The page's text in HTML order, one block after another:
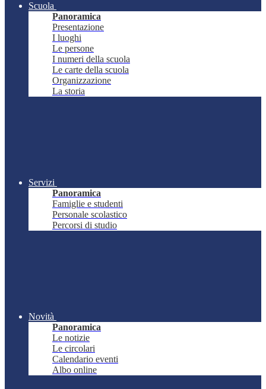
Scuola
Panoramica
Presentazione
I luoghi
Le persone
I numeri della scuola
Le carte della scuola
Organizzazione
La storia
Servizi
Panoramica
Famiglie e studenti
Personale scolastico
Percorsi di studio
Novità
Panoramica
Le notizie
Le circolari
Calendario eventi
Albo online